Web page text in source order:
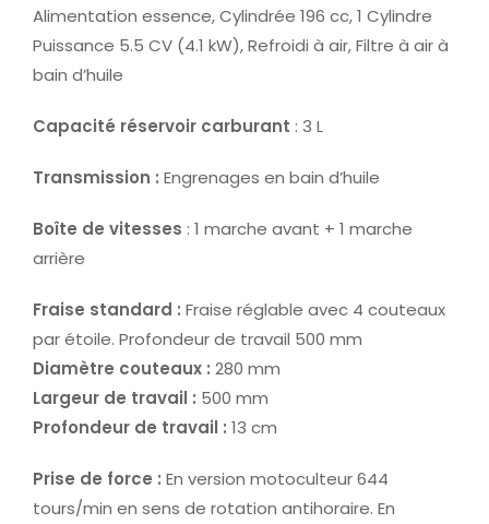
Alimentation essence, Cylindrée 196 cc, 1 Cylindre
Puissance 5.5 CV (4.1 kW), Refroidi à air, Filtre à air à
bain d’huile
Capacité réservoir carburant : 3 L
Transmission : Engrenages en bain d’huile
Boîte de vitesses : 1 marche avant + 1 marche
arrière
Fraise standard : Fraise réglable avec 4 couteaux
par étoile. Profondeur de travail 500 mm
Diamètre couteaux : 280 mm
Largeur de travail : 500 mm
Profondeur de travail : 13 cm
Prise de force : En version motoculteur 644
tours/min en sens de rotation antihoraire. En